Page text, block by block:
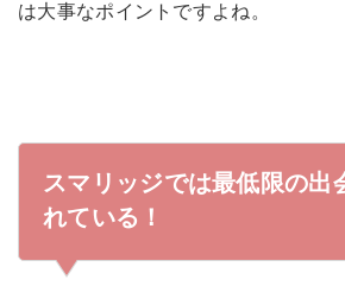
は大事なポイントですよね。
スマリッジでは最低限の出
れている！